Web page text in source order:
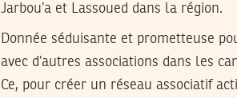
Jarbou’a et Lassoued dans la région.
Donnée séduisante et prometteuse
avec d’autres associations dans les
Ce, pour créer un réseau associatif